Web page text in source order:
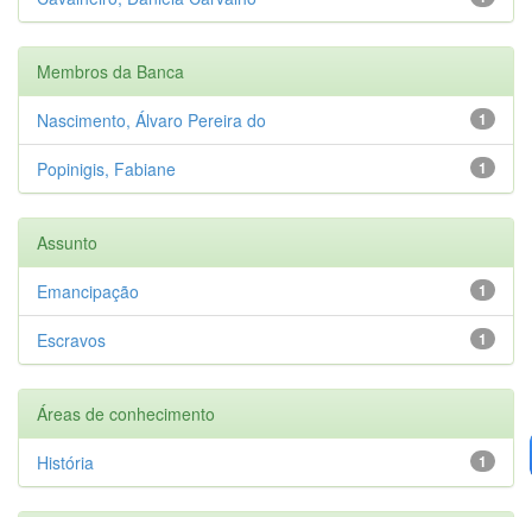
Membros da Banca
1
Nascimento, Álvaro Pereira do
1
Popinigis, Fabiane
Assunto
1
Emancipação
1
Escravos
Áreas de conhecimento
1
História